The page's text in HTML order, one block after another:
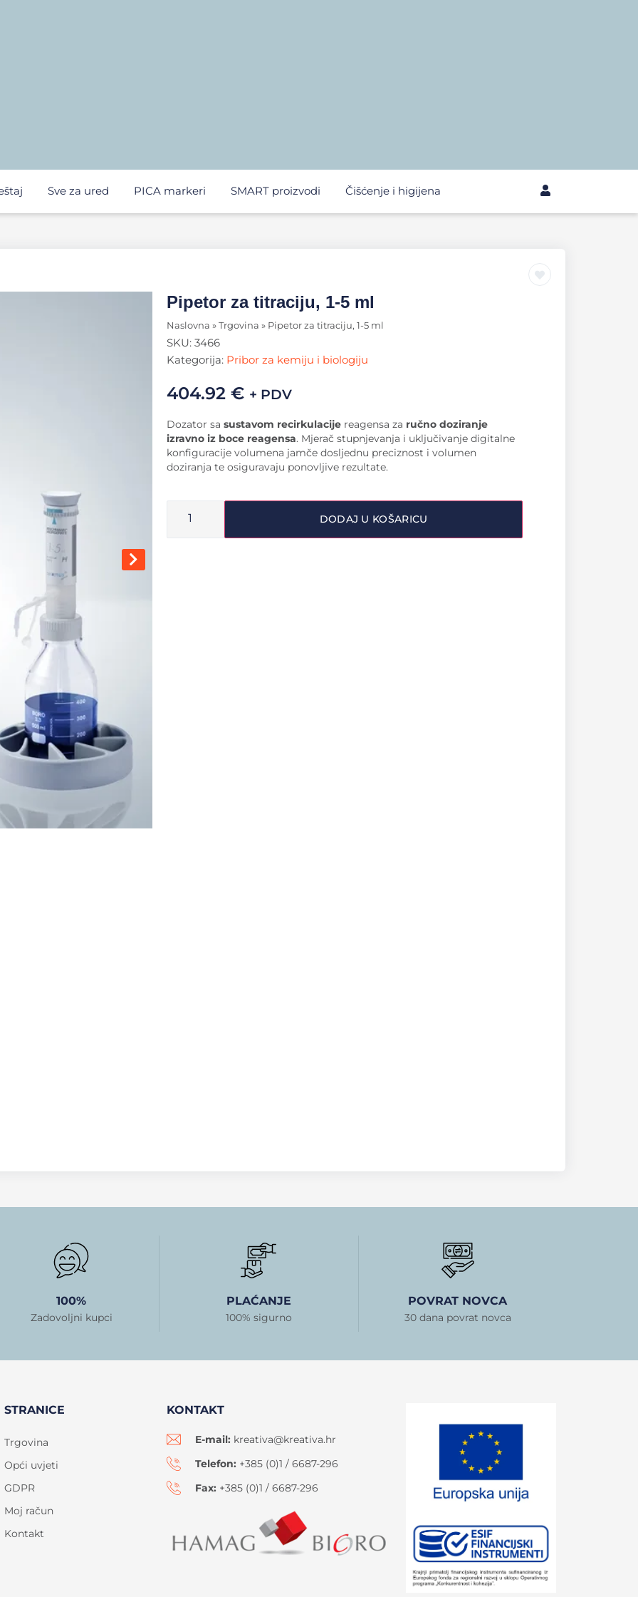
Sve za ured PICA markeri SMART proizvodi Čišćenje i higijena
Pipetor za titraciju, 1-5 ml
Naslovna » Trgovina » Pipetor za titraciju, 1-5 ml
SKU: 3466
Kategorija: Pribor za kemiju i biologiju
404.92 € + PDV
Dozator sa sustavom recirkulacije reagensa za ručno doziranje
izravno iz boce reagensa. Mjerač stupnjevanja i uključivanje digitalne
konfiguracije volumena jamče dosljednu preciznost i volumen
doziranja te osiguravaju ponovljive rezultate.
DODAJ U KOŠARICU
100%
Zadovoljni kupci
PLAĆANJE
100% sigurno
POVRAT NOVCA
30 dana povrat novca
STRANICE
Trgovina
Opći uvjeti
GDPR
Moj račun
Kontakt
KONTAKT
E-mail: kreativa@kreativa.hr
Telefon: +385 (0)1 / 6687-296
Fax: +385 (0)1 / 6687-296